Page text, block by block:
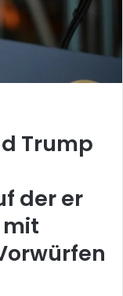
Trump
der er
mit